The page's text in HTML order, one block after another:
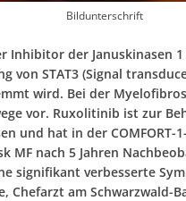
Bildunterschrift
Inhibitor der Januskinasen
von STAT3 (Signal
wird. Bei der
vor. Ruxolitinib ist zur
und hat in der
MF nach 5 Jahren
signifikant verbesserte
Chefarzt am Schwarzwald-